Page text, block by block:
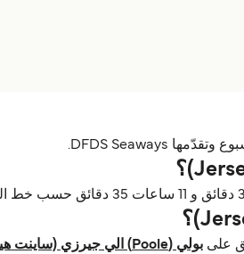
بولي (Poole) الي جيرزي (ساينت هيلير) ((Jersey (St Helier) باخرة